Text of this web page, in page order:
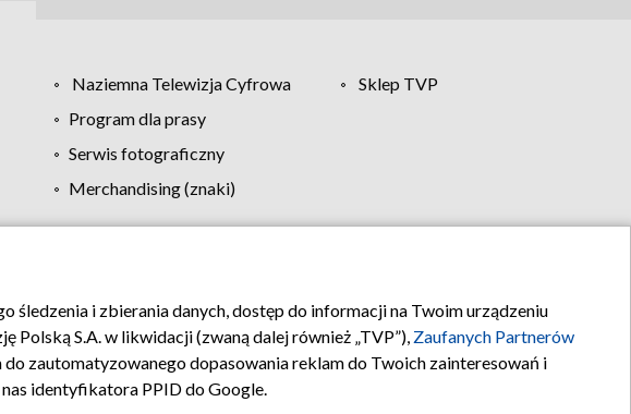
Naziemna Telewizja Cyfrowa
Sklep TVP
Program dla prasy
Serwis fotograficzny
Merchandising (znaki)
Biuro reklamy Kontakt
i zbierania danych, dostęp do informacji na Twoim urządzeniu
S.A. w likwidacji (zwaną dalej również „TVP”), Zaufanych Partnerów
zautomatyzowanego dopasowania reklam do Twoich zainteresowań i
identyfikatora PPID do Google.